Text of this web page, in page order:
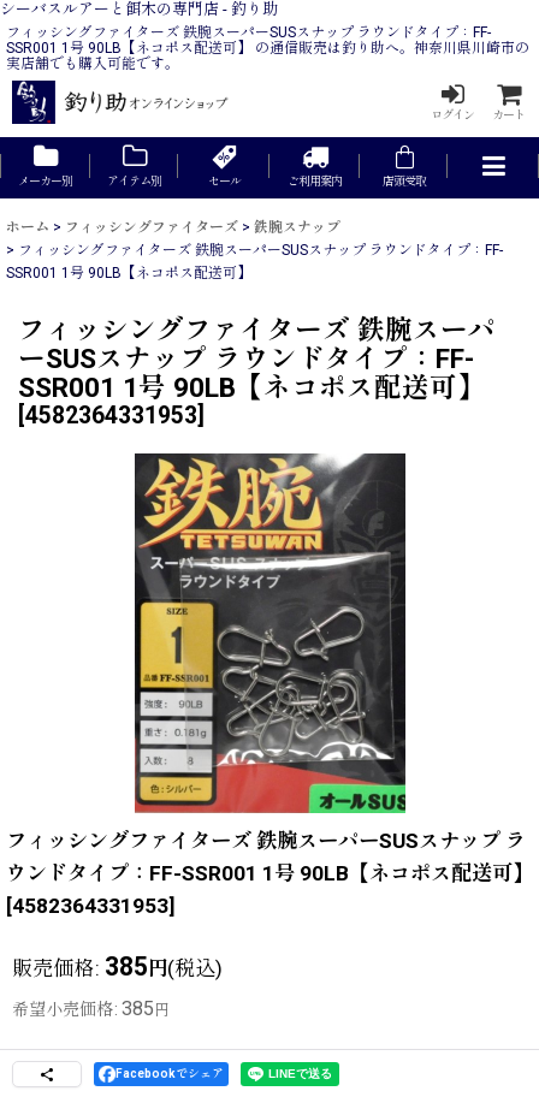
シーバスルアーと餌木の専門店 - 釣り助
フィッシングファイターズ 鉄腕スーパーSUSスナップ ラウンドタイプ：FF-
SSR001 1号 90LB【ネコポス配送可】 の通信販売は釣り助へ。神奈川県川崎市の
実店舗でも購入可能です。
ログイン カート
メーカー別 アイテム別 セール ご利用案内 店頭受取
ホーム > フィッシングファイターズ > 鉄腕スナップ
> フィッシングファイターズ 鉄腕スーパーSUSスナップ ラウンドタイプ：FF-
SSR001 1号 90LB【ネコポス配送可】
フィッシングファイターズ 鉄腕スーパ
ーSUSスナップ ラウンドタイプ：FF-
SSR001 1号 90LB【ネコポス配送可】
4582364331953
フィッシングファイターズ 鉄腕スーパーSUSスナップ ラ
ウンドタイプ：FF-SSR001 1号 90LB【ネコポス配送可】
[4582364331953]
販売価格: 385円(税込)
希望小売価格: 385 円
Facebookでシェア